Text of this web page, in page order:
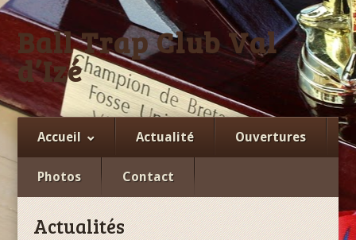
Ball Trap Club Val
d’Izé
Facebook
Accueil Actualité Ouvertures
Photos Contact
Actualités